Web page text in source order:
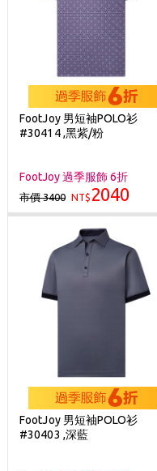
父
2026邁達
7月份 門市
防詐騙! 勿
歡迎體驗公益
Golf
消費
FootJoy 男短袖POLO衫
#30414 ,黑紫/粉
FootJoy 過季服飾 6折
市價 3400 NT$ 2040
FootJoy 男短袖POLO衫
#30403 ,深藍